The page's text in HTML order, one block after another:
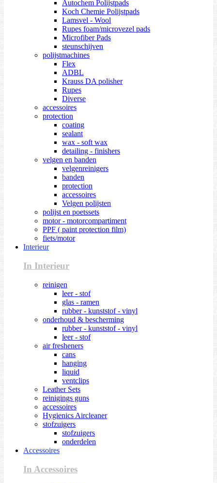
Autochem Polijstpads
Koch Chemie Polijstpads
Lamsvel - Wool
Rupes foam/microvezel pads
Microfiber Pads
steunschijven
polijstmachines
Flex
ADBL
Krauss DA polisher
Rupes
Diverse
accessoires
protection
coating
sealant
wax - soft wax
detailing - finishers
velgen en banden
velgenreinigers
banden
protection
accessoires
Velgen polijsten
polijst en poetssets
motor - motorcompartiment
PPF ( paint protection film)
fiets/motor
Interieur
In Interieur
reinigen
leer - stof
glas - ramen
rubber - kunststof - vinyl
onderhoud & bescherming
rubber - kunststof - vinyl
leer - stof
air fresheners
cans
hanging
liquid
ventclips
Leather Sets
reinigings guns
accessoires
Hygienics Aircleaner
stofzuigers
stofzuigers
onderdelen
Accessoires
In Accessoires